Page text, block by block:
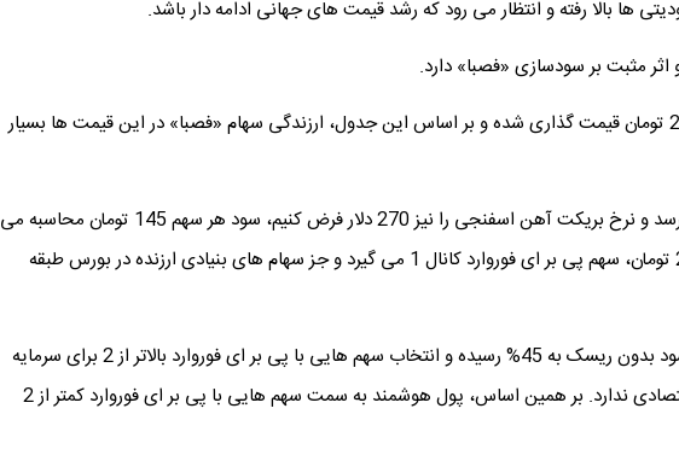
ها بالا رفته و انتظار می رود که رشد قیمت های جهانی ادامه دار باشد.
مثبت بر سودسازی «فصبا» دارد.
هر سهم «فصبا» در بورس تهران 212 تومان قیمت گذاری شده و بر اساس این جدول، ارزندگی سهام «فصبا» در این قیمت ها بسیار
چرا که اگر دلار به 180 هزار تومان برسد و نرخ بریکت آهن اسفنجی را نیز 270 دلار فرض کنیم، سود هر سهم 145 تومان محاسبه می
شود که خب! با احتساب قیمت 212 تومان، سهم پی بر ای فوروارد کانال 1 می گیرد و جز سهام های بنیادی ارزنده در بورس طبقه
در نظر داشته باشید که اکنون نرخ سود بدون ریسک به 45% رسیده و انتخاب سهم هایی با پی بر ای فوروارد بالاتر از 2 برای سرمایه
گذاران اصلی بازار سرمایه، توجیه اقتصادی ندارد. بر همین اساس، پول هوشمند به سمت سهم هایی با پی بر ای فوروارد کمتر از 2